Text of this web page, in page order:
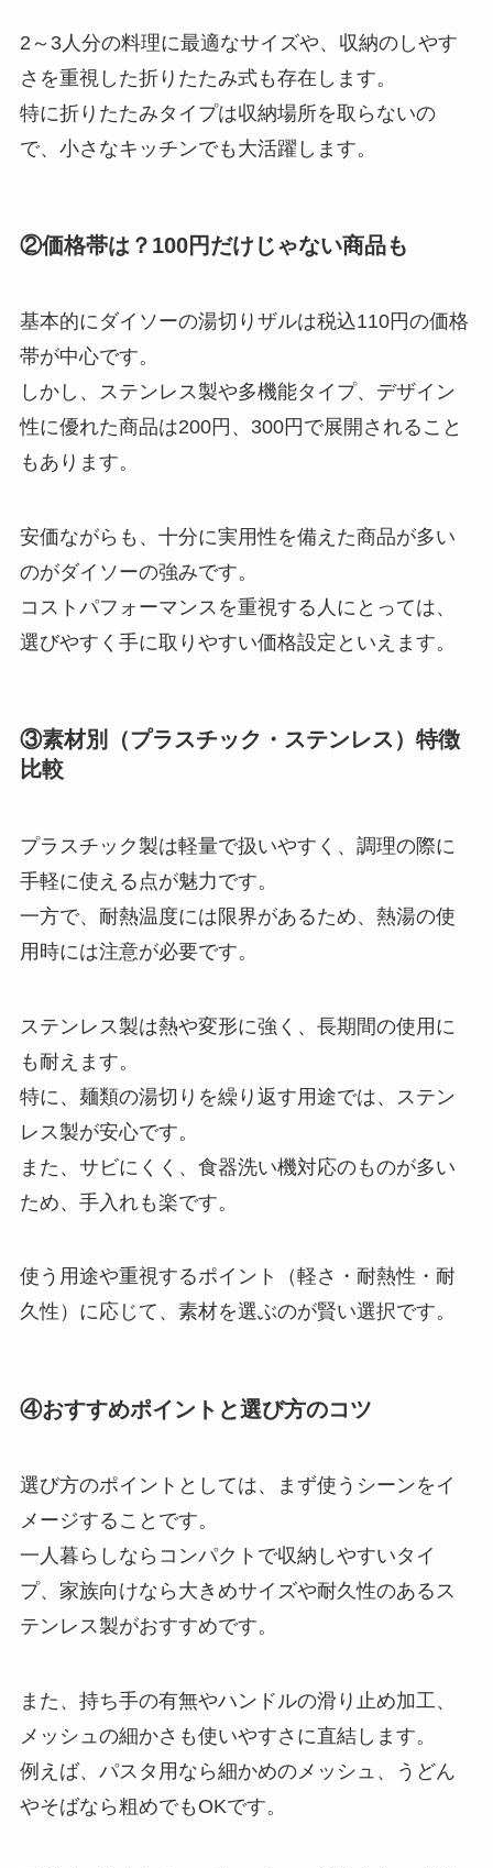
2～3人分の料理に最適なサイズや、収納のしやす
さを重視した折りたたみ式も存在します。
特に折りたたみタイプは収納場所を取らないの
で、小さなキッチンでも大活躍します。
②価格帯は？100円だけじゃない商品も
基本的にダイソーの湯切りザルは税込110円の価格
帯が中心です。
しかし、ステンレス製や多機能タイプ、デザイン
性に優れた商品は200円、300円で展開されること
もあります。
安価ながらも、十分に実用性を備えた商品が多い
のがダイソーの強みです。
コストパフォーマンスを重視する人にとっては、
選びやすく手に取りやすい価格設定といえます。
③素材別（プラスチック・ステンレス）特徴
比較
プラスチック製は軽量で扱いやすく、調理の際に
手軽に使える点が魅力です。
一方で、耐熱温度には限界があるため、熱湯の使
用時には注意が必要です。
ステンレス製は熱や変形に強く、長期間の使用に
も耐えます。
特に、麺類の湯切りを繰り返す用途では、ステン
レス製が安心です。
また、サビにくく、食器洗い機対応のものが多い
ため、手入れも楽です。
使う用途や重視するポイント（軽さ・耐熱性・耐
久性）に応じて、素材を選ぶのが賢い選択です。
④おすすめポイントと選び方のコツ
選び方のポイントとしては、まず使うシーンをイ
メージすることです。
一人暮らしならコンパクトで収納しやすいタイ
プ、家族向けなら大きめサイズや耐久性のあるス
テンレス製がおすすめです。
また、持ち手の有無やハンドルの滑り止め加工、
メッシュの細かさも使いやすさに直結します。
例えば、パスタ用なら細かめのメッシュ、うどん
やそばなら粗めでもOKです。